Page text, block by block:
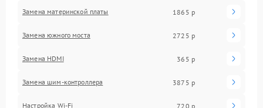
Замена материнской платы 1865 р
Замена южного моста 2725 р
Замена HDMI 365 р
Замена шим-контроллера 3875 р
Настройка Wi-Fi 720 р